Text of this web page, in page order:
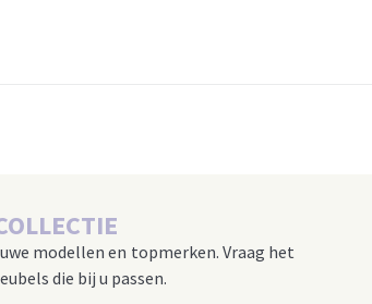
modellen en topmerken. Vraag het
die bij u passen.